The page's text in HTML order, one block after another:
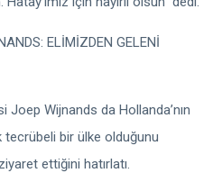
ELİMİZDEN GELENİ
Joep Wijnands da Hollanda’nın
bir ülke olduğunu
ettiğini hatırlatı.